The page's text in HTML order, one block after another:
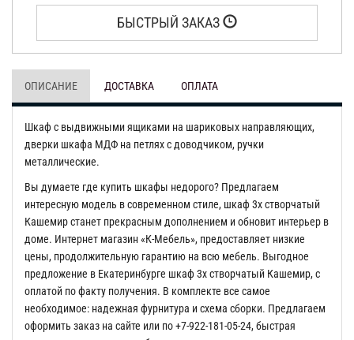
БЫСТРЫЙ ЗАКАЗ
ОПИСАНИЕ ДОСТАВКА ОПЛАТА
Шкаф с выдвижными ящиками на шариковых направляющих,
дверки шкафа МДФ на петлях с доводчиком, ручки
металлические.
Вы думаете где купить шкафы недорого? Предлагаем
интересную модель в современном стиле, шкаф 3х створчатый
Кашемир станет прекрасным дополнением и обновит интерьер в
доме. Интернет магазин «К-Мебель», предоставляет низкие
цены, продолжительную гарантию на всю мебель. Выгодное
предложение в Екатеринбурге шкаф 3х створчатый Кашемир, с
оплатой по факту получения. В комплекте все самое
необходимое: надежная фурнитура и схема сборки. Предлагаем
оформить заказ на сайте или по +7-922-181-05-24, быстрая